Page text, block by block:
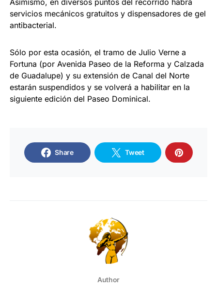
Asimismo, en diversos puntos del recorrido habrá
servicios mecánicos gratuitos y dispensadores de gel
antibacterial.
Sólo por esta ocasión, el tramo de Julio Verne a
Fortuna (por Avenida Paseo de la Reforma y Calzada
de Guadalupe) y su extensión de Canal del Norte
estarán suspendidos y se volverá a habilitar en la
siguiente edición del Paseo Dominical.
Share Tweet
Author